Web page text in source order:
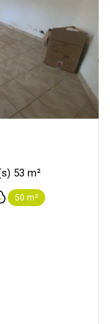
Maison 3 pièce(s) 2 chambre(s) 53 m²
50 m²